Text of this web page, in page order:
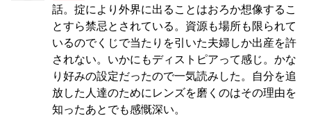
話。掟により外界に出ることはおろか想像するこ
とすら禁忌とされている。資源も場所も限られて
いるのでくじで当たりを引いた夫婦しか出産を許
されない。いかにもディストピアって感じ。かな
り好みの設定だったので一気読みした。自分を追
放した人達のためにレンズを磨くのはその理由を
知ったあとでも感慨深い。